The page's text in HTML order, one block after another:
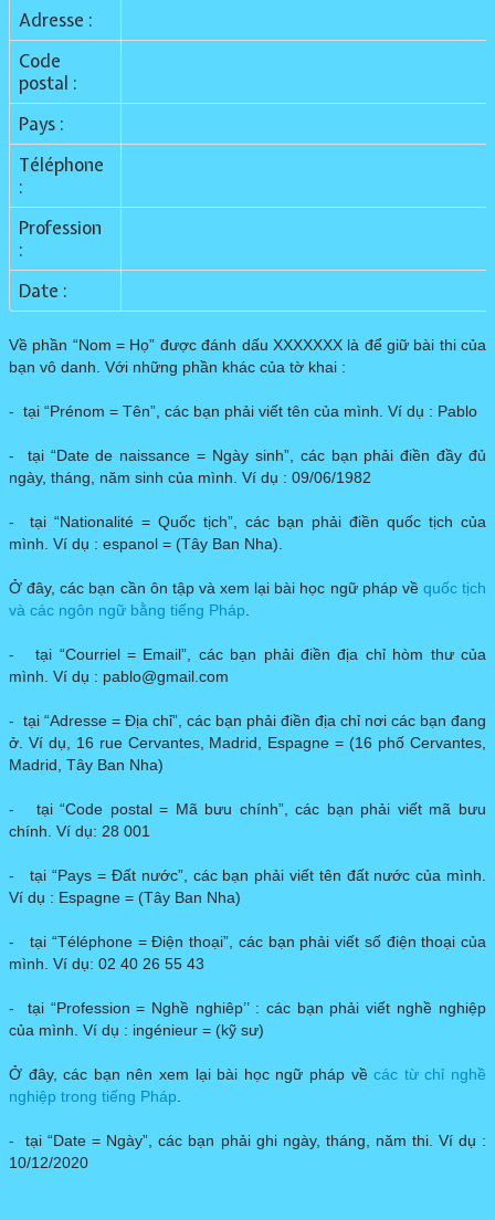
Adresse :
Code
postal :
Pays :
Téléphone
:
Profession
:
Date :
Về phần “Nom = Họ” được đánh dấu XXXXXXX là để giữ bài thi của
bạn vô danh. Với những phần khác của tờ khai :
- tại “Prénom = Tên”, các bạn phải viết tên của mình. Ví dụ : Pablo
- tại “Date de naissance = Ngày sinh”, các bạn phải điền đầy đủ
ngày, tháng, năm sinh của mình. Ví dụ : 09/06/1982
- tại “Nationalité = Quốc tịch”, các bạn phải điền quốc tịch của
mình. Ví dụ : espanol = (Tây Ban Nha).
Ở đây, các bạn cần ôn tập và xem lại bài học ngữ pháp về quốc tịch
và các ngôn ngữ bằng tiếng Pháp.
- tại “Courriel = Email”, các bạn phải điền địa chỉ hòm thư của
mình. Ví dụ : pablo@gmail.com
- tại “Adresse = Địa chỉ”, các bạn phải điền địa chỉ nơi các bạn đang
ở. Ví dụ, 16 rue Cervantes, Madrid, Espagne = (16 phố Cervantes,
Madrid, Tây Ban Nha)
- tại “Code postal = Mã bưu chính”, các bạn phải viết mã bưu
chính. Ví dụ: 28 001
- tại “Pays = Đất nước”, các bạn phải viết tên đất nước của mình.
Ví dụ : Espagne = (Tây Ban Nha)
- tại “Téléphone = Điện thoại”, các bạn phải viết số điện thoại của
mình. Ví dụ: 02 40 26 55 43
- tại “Profession = Nghề nghiêp’’ : các bạn phải viết nghề nghiệp
của mình. Ví dụ : ingénieur = (kỹ sư)
Ở đây, các bạn nên xem lại bài học ngữ pháp vềcác từ chỉ nghề
nghiệp trong tiếng Pháp.
- tại “Date = Ngày”, các bạn phải ghi ngày, tháng, năm thi. Ví dụ :
10/12/2020